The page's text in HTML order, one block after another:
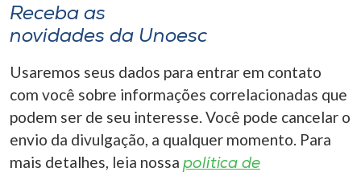
Receba as
novidades da Unoesc
Usaremos seus dados para entrar em contato
com você sobre informações correlacionadas que
podem ser de seu interesse. Você pode cancelar o
envio da divulgação, a qualquer momento. Para
mais detalhes, leia nossa política de